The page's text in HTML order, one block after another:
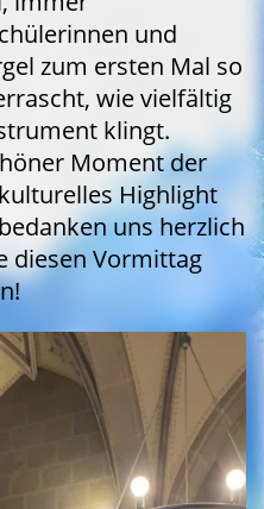
und
zum ersten Mal so
wie vielfältig
klingt.
Moment der
Highlight
uns herzlich
diesen Vormittag